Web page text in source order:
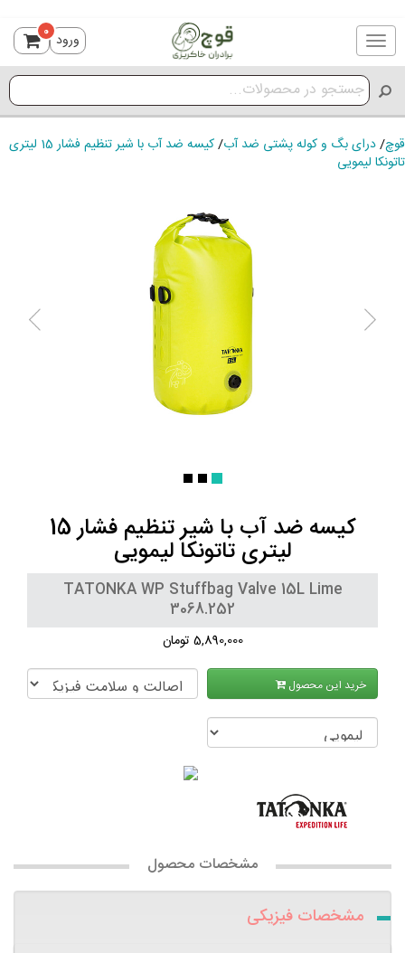
Toggle
navigation
ورود 0
قوچ/درای بگ و کوله پشتی ضد آب/
کیسه ضد آب با شیر تنظیم فشار 15 لیتری
تاتونکا لیمویی
کیسه ضد آب با شیر تنظیم فشار 15
لیتری تاتونکا لیمویی
TATONKA WP Stuffbag Valve 15L Lime
3068.252
5,890,000 تومان
خرید این محصول
مشخصات محصول
مشخصات فیزیکی